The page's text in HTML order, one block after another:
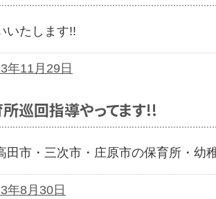
いたします!!
年11月29日
巡回指導やってます!!
田市・三次市・庄原市の保育所・幼
年8月30日